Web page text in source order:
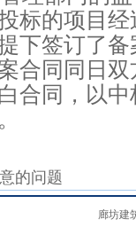
标的项目
下签订了
合同同日
合同，以
的问题
廊坊建